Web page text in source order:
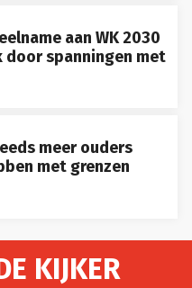
aan WK 2030
door spanningen met
meer ouders
met grenzen
KIJKER